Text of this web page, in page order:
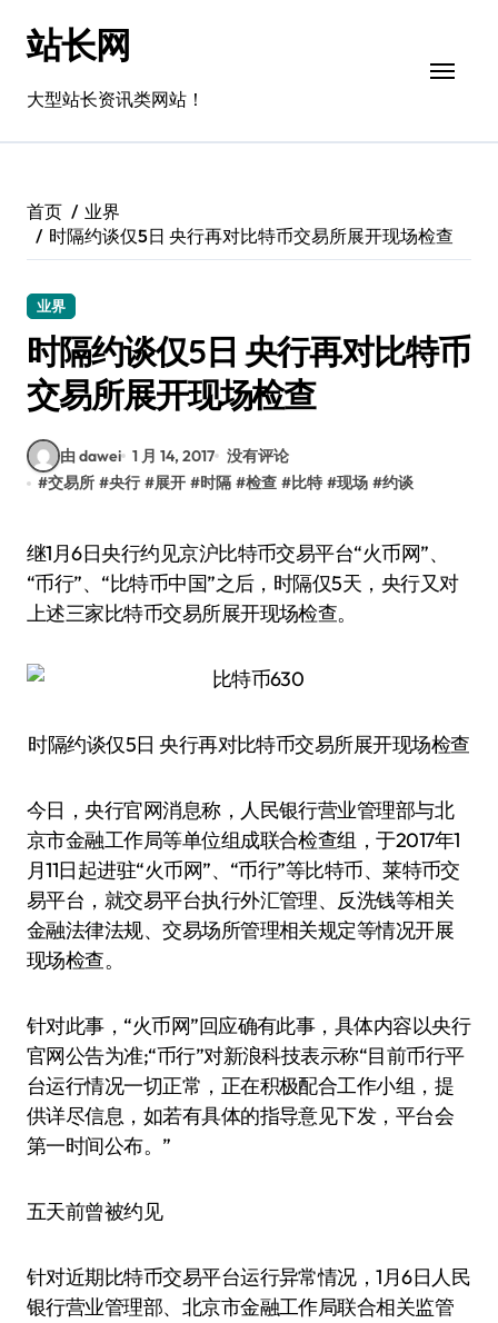
站长网
大型站长资讯类网站！
首页
业界
时隔约谈仅5日 央行再对比特币交易所展开现场检查
业界
时隔约谈仅5日 央行再对比特币
交易所展开现场检查
由 dawei 1 月 14, 2017 没有评论
#交易所 #央行 #展开 #时隔 #检查 #比特 #现场 #约谈
继1月6日央行约见京沪比特币交易平台“火币网”、
“币行”、“比特币中国”之后，时隔仅5天，央行又对
上述三家比特币交易所展开现场检查。
时隔约谈仅5日 央行再对比特币交易所展开现场检查
今日，央行官网消息称，人民银行营业管理部与北
京市金融工作局等单位组成联合检查组，于2017年1
月11日起进驻“火币网”、“币行”等比特币、莱特币交
易平台，就交易平台执行外汇管理、反洗钱等相关
金融法律法规、交易场所管理相关规定等情况开展
现场检查。
针对此事，“火币网”回应确有此事，具体内容以央行
官网公告为准;“币行”对新浪科技表示称“目前币行平
台运行情况一切正常，正在积极配合工作小组，提
供详尽信息，如若有具体的指导意见下发，平台会
第一时间公布。”
五天前曾被约见
针对近期比特币交易平台运行异常情况，1月6日人民
银行营业管理部、北京市金融工作局联合相关监管